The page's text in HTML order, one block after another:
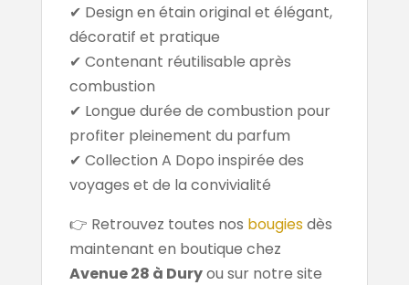
✔ Design en étain original et élégant,
décoratif et pratique
✔ Contenant réutilisable après
combustion
✔ Longue durée de combustion pour
profiter pleinement du parfum
✔ Collection A Dopo inspirée des
voyages et de la convivialité
👉 Retrouvez toutes nos bougiesdès
maintenant en boutique chez
Avenue 28 à Duryou sur notre site